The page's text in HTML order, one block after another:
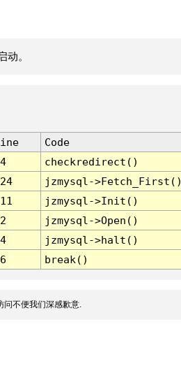
动。
Code
checkredirect()
jzmysql-
jzmysql->Init()
jzmysql->Open()
jzmysql->halt()
break()
不便我们深感歉意.